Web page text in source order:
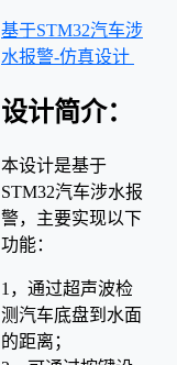
基于STM32汽车涉
水报警-仿真设计
设计简介：
本设计是基于
STM32汽车涉水报
警，主要实现以下
功能：
1，通过超声波检
测汽车底盘到水面
的距离；